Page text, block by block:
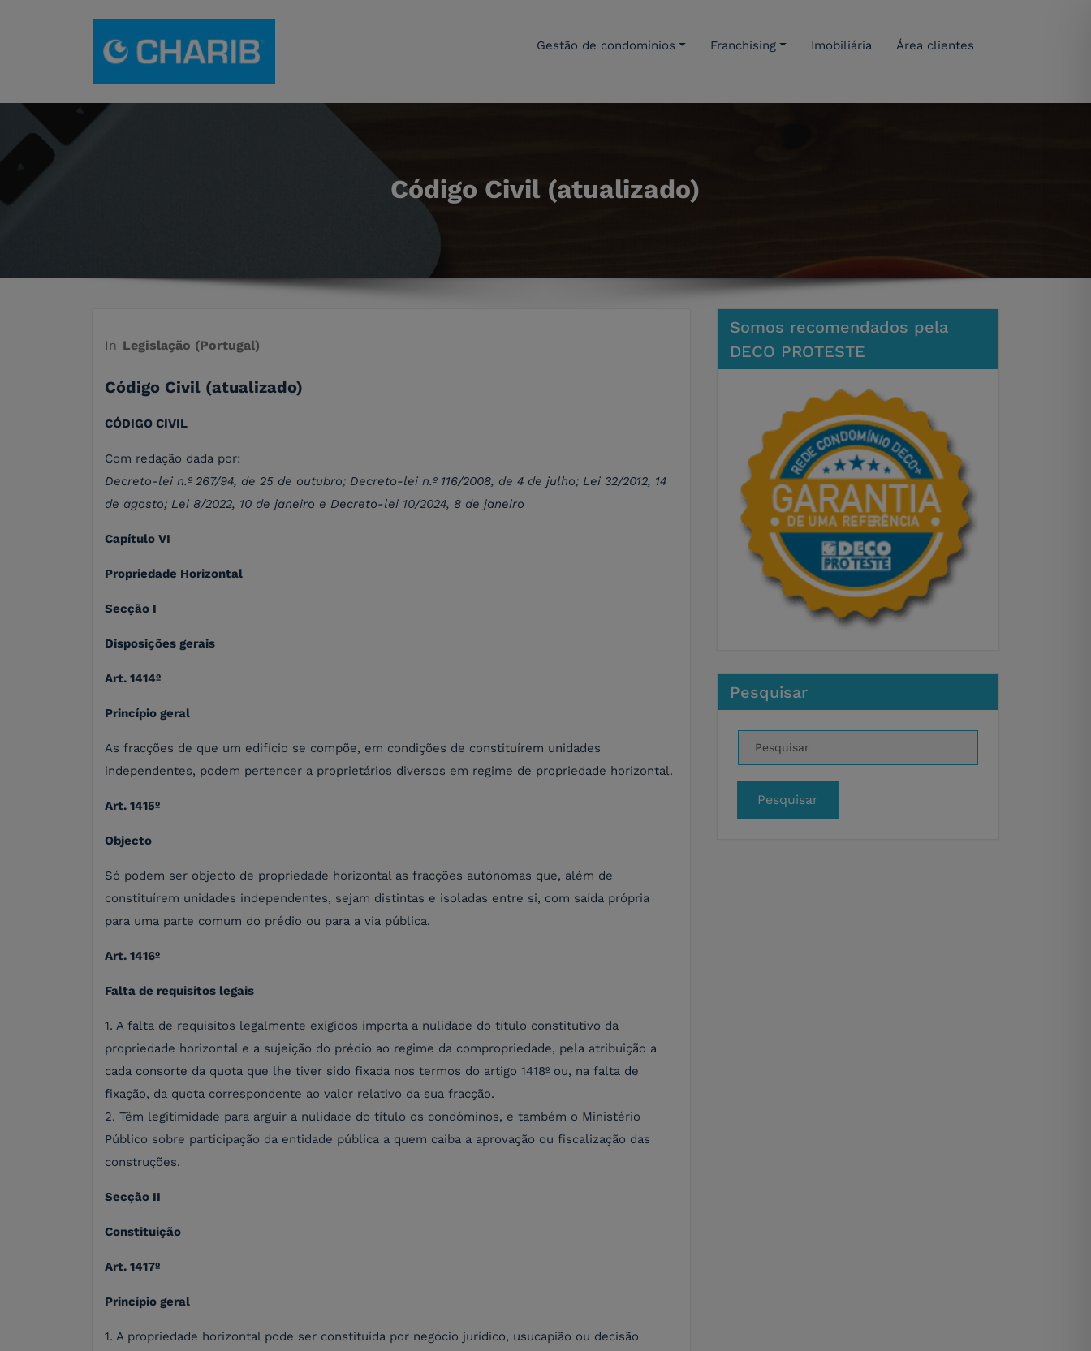
Gestão de condomínios Franchising Imobiliária Área clientes
Código Civil (atualizado)
In Legislação (Portugal)
Código Civil (atualizado)
CÓDIGO CIVIL
Com redação dada por:
Decreto-lei n.º 267/94, de 25 de outubro; Decreto-lei n.º 116/2008, de 4 de julho; Lei 32/2012, 14
de agosto; Lei 8/2022, 10 de janeiro e Decreto-lei 10/2024, 8 de janeiro
Capítulo VI
Propriedade Horizontal
Secção I
Disposições gerais
Art. 1414º
Princípio geral
As fracções de que um edifício se compõe, em condições de constituírem unidades
independentes, podem pertencer a proprietários diversos em regime de propriedade horizontal.
Art. 1415º
Objecto
Só podem ser objecto de propriedade horizontal as fracções autónomas que, além de
constituírem unidades independentes, sejam distintas e isoladas entre si, com saída própria
para uma parte comum do prédio ou para a via pública.
Art. 1416º
Falta de requisitos legais
1. A falta de requisitos legalmente exigidos importa a nulidade do título constitutivo da
propriedade horizontal e a sujeição do prédio ao regime da compropriedade, pela atribuição a
cada consorte da quota que lhe tiver sido fixada nos termos do artigo 1418º ou, na falta de
fixação, da quota correspondente ao valor relativo da sua fracção.
2. Têm legitimidade para arguir a nulidade do título os condóminos, e também o Ministério
Público sobre participação da entidade pública a quem caiba a aprovação ou fiscalização das
construções.
Secção II
Constituição
Art. 1417º
Princípio geral
1. A propriedade horizontal pode ser constituída por negócio jurídico, usucapião ou decisão
Somos recomendados pela
DECO PROTESTE
Pesquisar
Pesquisar